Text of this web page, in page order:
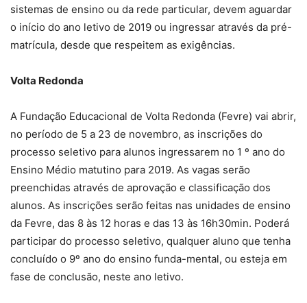
sistemas de ensino ou da rede particular, devem aguardar
o início do ano letivo de 2019 ou ingressar através da pré-
matrícula, desde que respeitem as exigências.
Volta Redonda
A Fundação Educacional de Volta Redonda (Fevre) vai abrir,
no período de 5 a 23 de novembro, as inscrições do
processo seletivo para alunos ingressarem no 1 º ano do
Ensino Médio matutino para 2019. As vagas serão
preenchidas através de aprovação e classificação dos
alunos. As inscrições serão feitas nas unidades de ensino
da Fevre, das 8 às 12 horas e das 13 às 16h30min. Poderá
participar do processo seletivo, qualquer aluno que tenha
concluído o 9º ano do ensino funda-mental, ou esteja em
fase de conclusão, neste ano letivo.